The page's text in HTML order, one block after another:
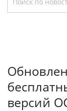
версий